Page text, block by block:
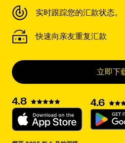
实时跟踪您的汇款状态。
快速向亲友重复汇款
立即下
4.8 4.6